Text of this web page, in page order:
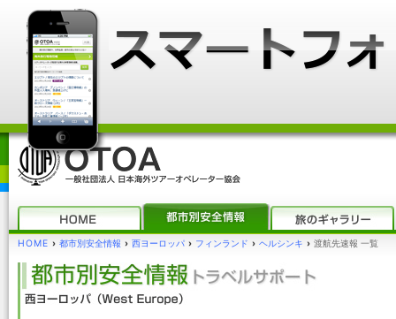
HOME › 都市別安全情報 › 西ヨーロッパ › フィンランド › ヘルシンキ › 渡航先速報 一覧